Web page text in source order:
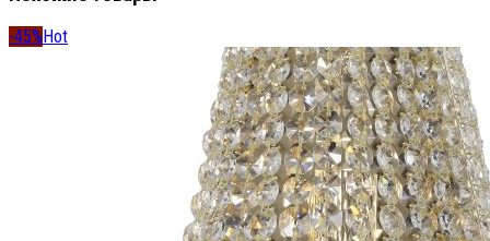
-45% Hot